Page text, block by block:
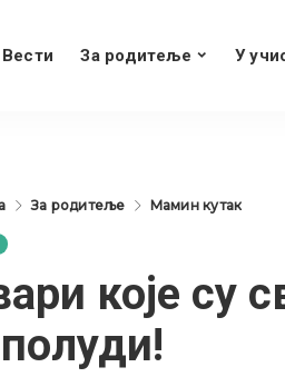
Вести За родитеље У
За родитеље Мамин кутак
које су